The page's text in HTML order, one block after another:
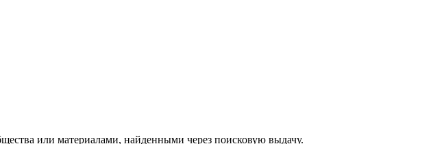
или материалами, найденными через поисковую выдачу.